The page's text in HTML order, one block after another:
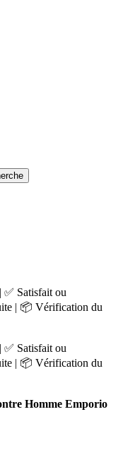
Satisfait ou
| 📦 Vérification du
Satisfait ou
| 📦 Vérification du
Homme Emporio